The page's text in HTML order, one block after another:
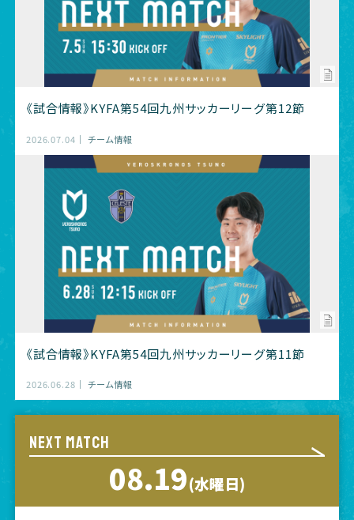
《試合情報》KYFA第54回九州サッカーリーグ第12節
2026.07.04 チーム情報
《試合情報》KYFA第54回九州サッカーリーグ第11節
2026.06.28 チーム情報
NEXT MATCH
08.19(水曜日)